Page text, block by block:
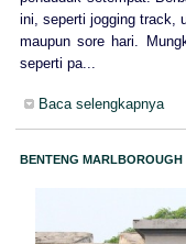
ini, seperti jogging track,
maupun sore hari.
seperti pa...
Baca selengkapnya
BENTENG MARLBOROUGH